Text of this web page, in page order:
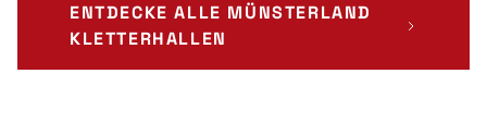
ENTDECKE ALLE MÜNSTERLAND
KLETTERHALLEN